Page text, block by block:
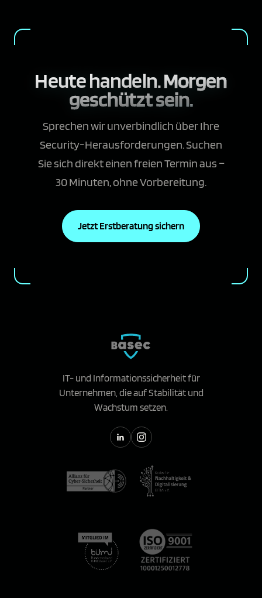
Heute handeln.Morgen
geschützt sein.
Sprechen wir unverbindlich über Ihre
Security-Herausforderungen. Suchen
Sie sich direkt einen freien Termin aus –
30 Minuten, ohne Vorbereitung.
Jetzt Erstberatung sichern
IT- und Informationssicherheit für
Unternehmen, die auf Stabilität und
Wachstum setzen.